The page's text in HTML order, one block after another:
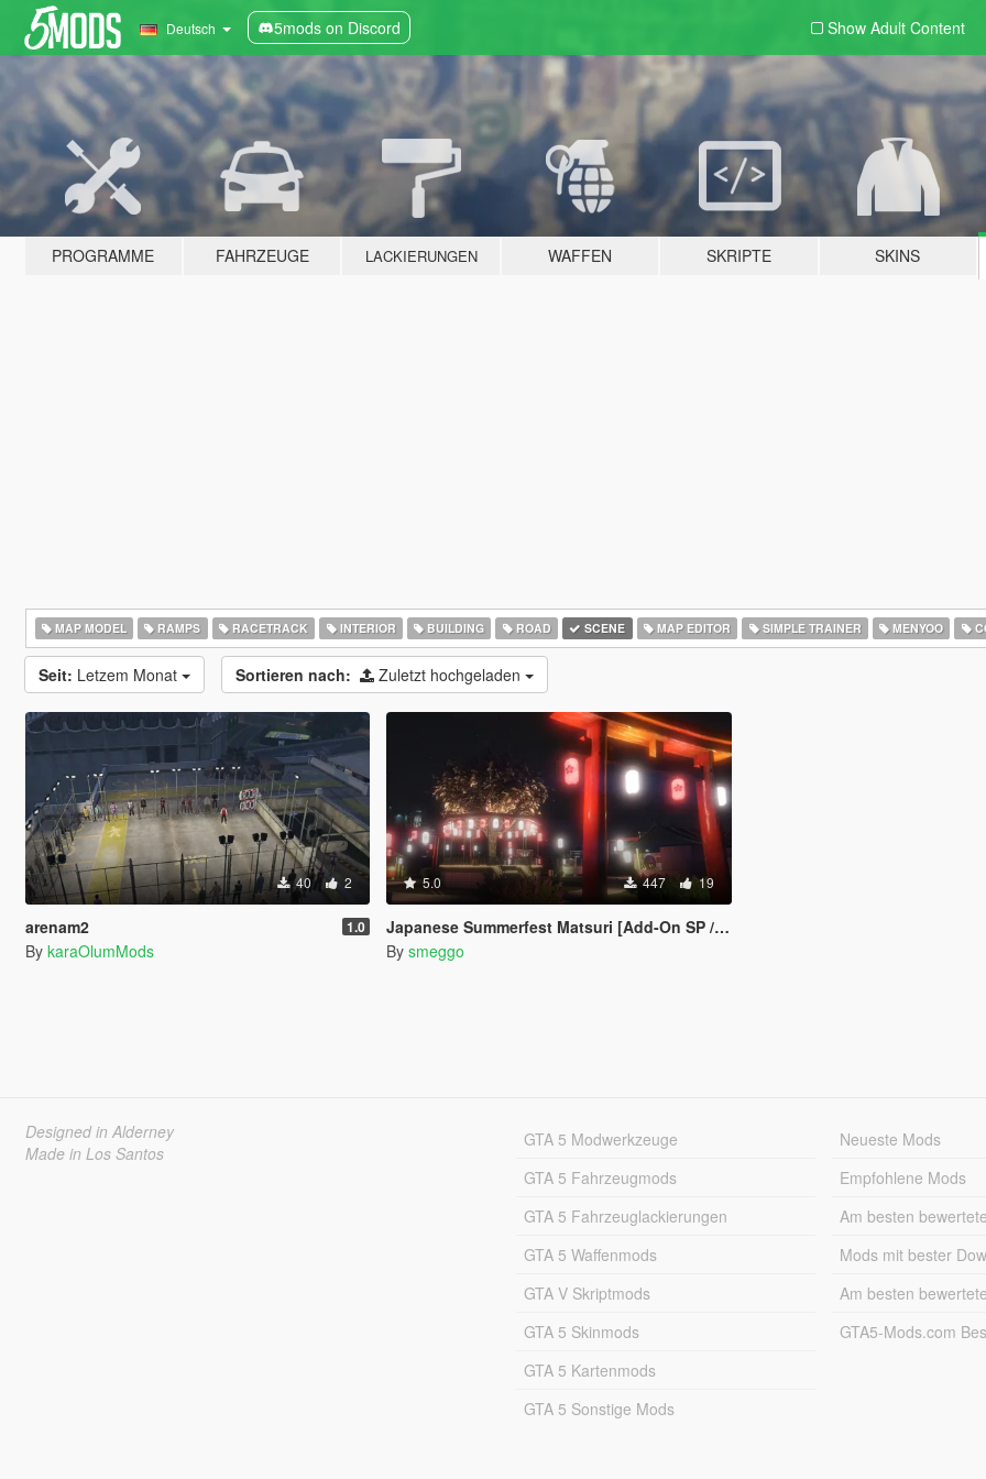
Deutsch 5mods on Discord Show Adult Content
PROGRAMME FAHRZEUGE LACKIERUNGEN WAFFEN SKRIPTE SKINS
MAP MODEL RAMPS RACETRACK INTERIOR BUILDING ROAD SCENE MAP EDITOR SIMPLE TRAINER MENYOO
Seit: Letzem Monat Sortieren nach: Zuletzt hochgeladen
40 2
arenam2 1.0
By karaOlumMods
5.0 447 19
Japanese Summerfest Matsuri [Add-On SP / FiveM]
By smeggo
Designed in Alderney
Made in Los Santos
GTA 5 Modwerkzeuge
GTA 5 Fahrzeugmods
GTA 5 Fahrzeuglackierungen
GTA 5 Waffenmods
GTA V Skriptmods
GTA 5 Skinmods
GTA 5 Kartenmods
GTA 5 Sonstige Mods
Neueste Mods
Empfohlene Mods
Am besten
Mods mit bester
Am besten bewertete
GTA5-Mods.com